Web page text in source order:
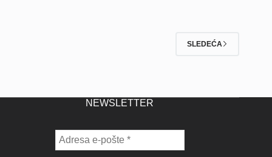
SLEDEĆA
NEWSLETTER